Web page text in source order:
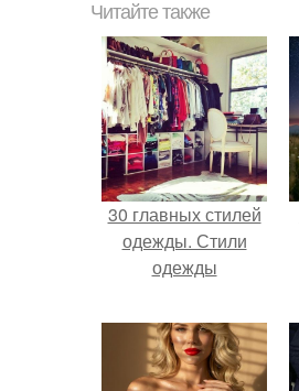
Читайте также
30 главных стилей
одежды. Стили
одежды